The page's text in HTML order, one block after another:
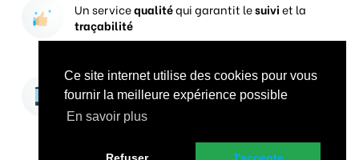
Ce site internet utilise des cookies pour vous
fournir la meilleure expérience possible
En savoir plus
Un servicequalitéqui garantit lesuiviet la
traçabilité
Vos prises de commandesouvertes 24h/24